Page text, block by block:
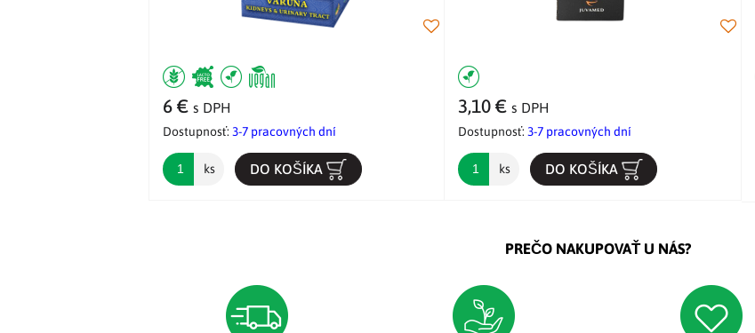
6 € s DPH
Dostupnosť: 3-7 pracovných dní
ks DO KOŠÍKA
3,10 €s DPH
Dostupnosť: 3-7 pracovných dní
ks DO KOŠÍKA
PREČO NAKUPOVAŤ U NÁS?